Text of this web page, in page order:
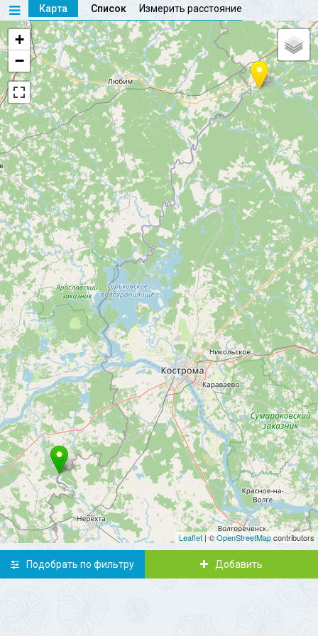
Карта Список Измерить расстояние
+
−
Leaflet | ©OpenStreetMapcontributors
Подобрать по фильтру Добавить